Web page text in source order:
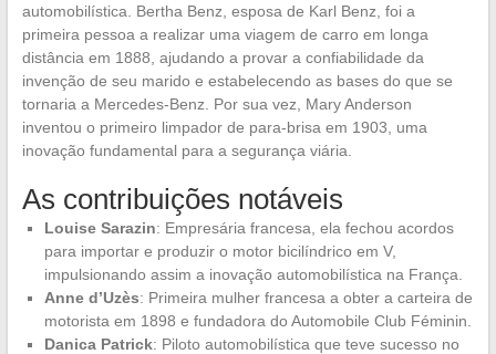
automobilística. Bertha Benz, esposa de Karl Benz, foi a
primeira pessoa a realizar uma viagem de carro em longa
distância em 1888, ajudando a provar a confiabilidade da
invenção de seu marido e estabelecendo as bases do que se
tornaria a Mercedes-Benz. Por sua vez, Mary Anderson
inventou o primeiro limpador de para-brisa em 1903, uma
inovação fundamental para a segurança viária.
As contribuições notáveis
Louise Sarazin: Empresária francesa, ela fechou acordos
para importar e produzir o motor bicilíndrico em V,
impulsionando assim a inovação automobilística na França.
Anne d’Uzès: Primeira mulher francesa a obter a carteira de
motorista em 1898 e fundadora do Automobile Club Féminin.
Danica Patrick: Piloto automobilística que teve sucesso no